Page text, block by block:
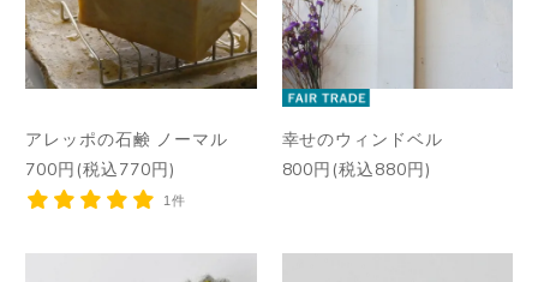
アレッポの石鹸 ノーマル
700円(税込770円)
1件
幸せのウィンドベル
800円(税込880円)